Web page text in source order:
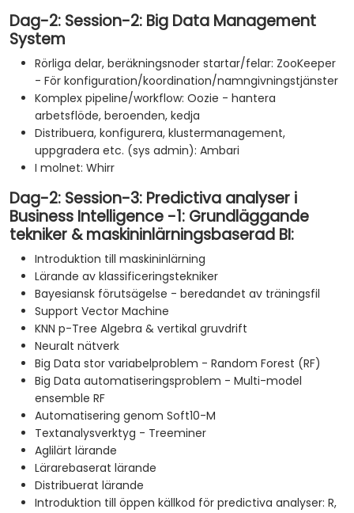
Dag-2: Session-2: Big Data Management
System
Rörliga delar, beräkningsnoder startar/felar: ZooKeeper
- För konfiguration/koordination/namngivningstjänster
Komplex pipeline/workflow: Oozie - hantera
arbetsflöde, beroenden, kedja
Distribuera, konfigurera, klustermanagement,
uppgradera etc. (sys admin): Ambari
I molnet: Whirr
Dag-2: Session-3: Predictiva analyser i
Business Intelligence -1: Grundläggande
tekniker & maskininlärningsbaserad BI:
Introduktion till maskininlärning
Lärande av klassificeringstekniker
Bayesiansk förutsägelse - beredandet av träningsfil
Support Vector Machine
KNN p-Tree Algebra & vertikal gruvdrift
Neuralt nätverk
Big Data stor variabelproblem - Random Forest (RF)
Big Data automatiseringsproblem - Multi-model
ensemble RF
Automatisering genom Soft10-M
Textanalysverktyg - Treeminer
Aglilärt lärande
Lärarebaserat lärande
Distribuerat lärande
Introduktion till öppen källkod för predictiva analyser: R,